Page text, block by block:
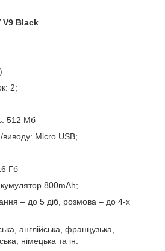
V9 Black
2;
512 Мб
Micro USB;
Гб
800mAh;
– до 5 діб, розмова – до 4-х
англійська, французька,
німецька та ін.